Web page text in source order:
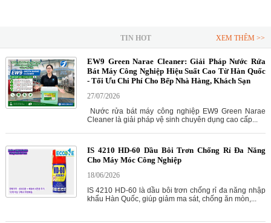
TIN HOT XEM THÊM >>
EW9 Green Narae Cleaner: Giải Pháp Nước Rửa
Bát Máy Công Nghiệp Hiệu Suất Cao Từ Hàn Quốc
- Tối Ưu Chi Phí Cho Bếp Nhà Hàng, Khách Sạn
27/07/2026
Nước rửa bát máy công nghiệp EW9 Green Narae
Cleaner là giải pháp vệ sinh chuyên dụng cao cấp...
IS 4210 HD-60 Dầu Bôi Trơn Chống Rỉ Đa Năng
Cho Máy Móc Công Nghiệp
18/06/2026
IS 4210 HD-60 là dầu bôi trơn chống rỉ đa năng nhập
khẩu Hàn Quốc, giúp giảm ma sát, chống ăn mòn,...